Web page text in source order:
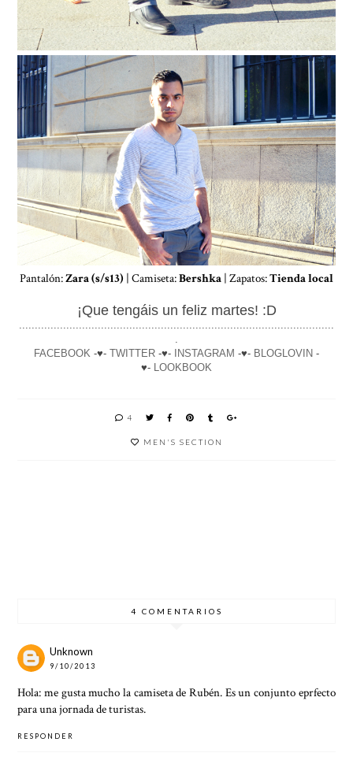
Pantalón:Zara (s/s13) | Camiseta:Bershka | Zapatos:Tienda local
¡Que tengáis un feliz martes! :D
....................................................................................................
.
FACEBOOK -♥- TWITTER -♥- INSTAGRAM -♥- BLOGLOVIN -
♥- LOOKBOOK
4
MEN'S SECTION
4 COMENTARIOS
Unknown
9/10/2013
Hola: me gusta mucho la camiseta de Rubén. Es un conjunto eprfecto
para una jornada de turistas.
RESPONDER